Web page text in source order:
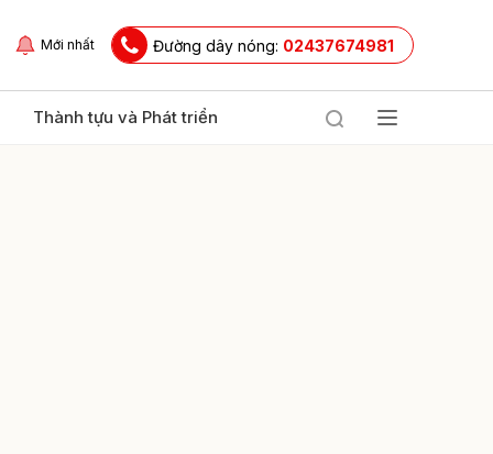
Mới nhất Đường dây nóng: 02437674981
Thành tựu và Phát triển